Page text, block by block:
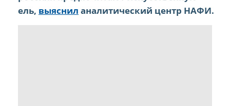
ель, выяснил аналитический центр НАФИ.